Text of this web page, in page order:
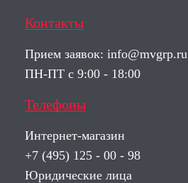
Контакты
Прием заявок: info@mvgrp.ru
ПН-ПТ с 9:00 - 18:00
Телефоны
Интернет-магазин
+7 (495) 125 - 00 - 98
Юридические лица